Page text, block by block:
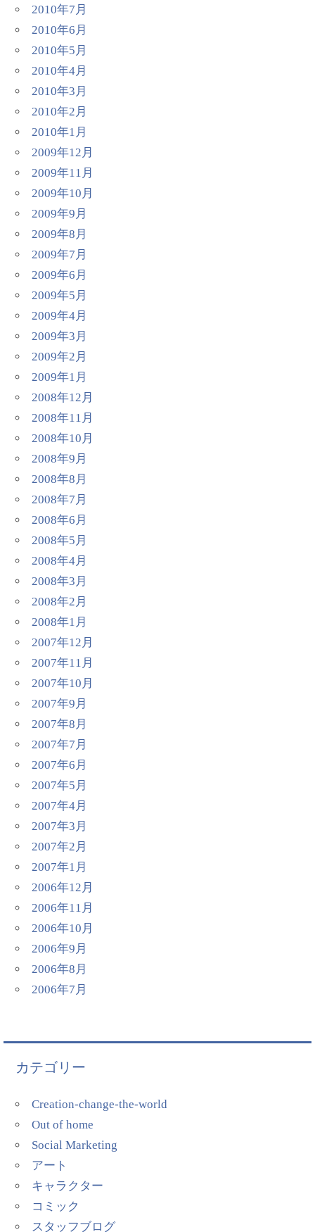
2010年7月
2010年6月
2010年5月
2010年4月
2010年3月
2010年2月
2010年1月
2009年12月
2009年11月
2009年10月
2009年9月
2009年8月
2009年7月
2009年6月
2009年5月
2009年4月
2009年3月
2009年2月
2009年1月
2008年12月
2008年11月
2008年10月
2008年9月
2008年8月
2008年7月
2008年6月
2008年5月
2008年4月
2008年3月
2008年2月
2008年1月
2007年12月
2007年11月
2007年10月
2007年9月
2007年8月
2007年7月
2007年6月
2007年5月
2007年4月
2007年3月
2007年2月
2007年1月
2006年12月
2006年11月
2006年10月
2006年9月
2006年8月
2006年7月
カテゴリー
Creation-change-the-world
Out of home
Social Marketing
アート
キャラクター
コミック
スタッフブログ